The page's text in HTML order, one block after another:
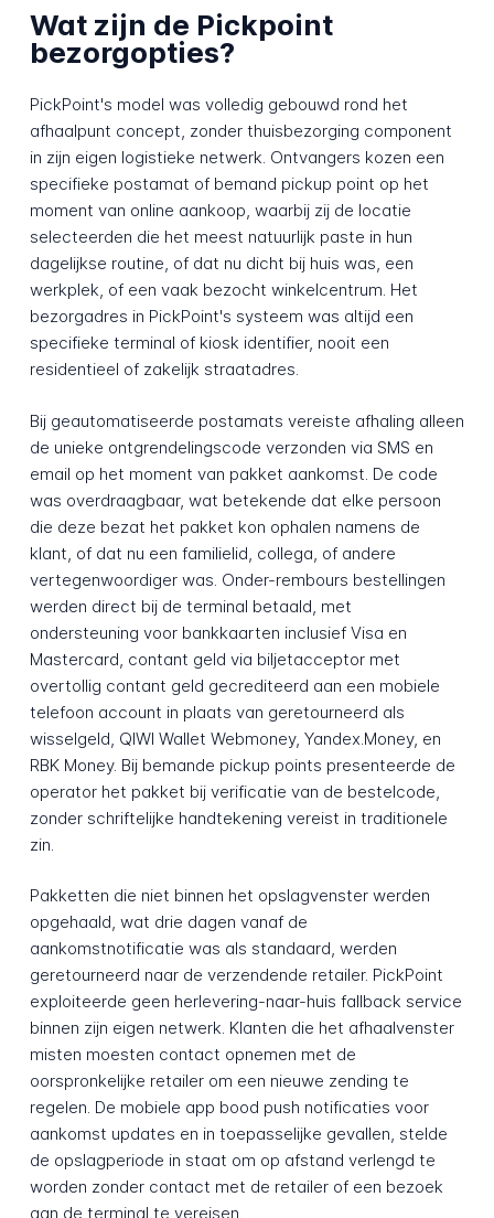
Wat zijn de Pickpoint
bezorgopties?
PickPoint's model was volledig gebouwd rond het
afhaalpunt concept, zonder thuisbezorging component
in zijn eigen logistieke netwerk. Ontvangers kozen een
specifieke postamat of bemand pickup point op het
moment van online aankoop, waarbij zij de locatie
selecteerden die het meest natuurlijk paste in hun
dagelijkse routine, of dat nu dicht bij huis was, een
werkplek, of een vaak bezocht winkelcentrum. Het
bezorgadres in PickPoint's systeem was altijd een
specifieke terminal of kiosk identifier, nooit een
residentieel of zakelijk straatadres.
Bij geautomatiseerde postamats vereiste afhaling alleen
de unieke ontgrendelingscode verzonden via SMS en
email op het moment van pakket aankomst. De code
was overdraagbaar, wat betekende dat elke persoon
die deze bezat het pakket kon ophalen namens de
klant, of dat nu een familielid, collega, of andere
vertegenwoordiger was. Onder-rembours bestellingen
werden direct bij de terminal betaald, met
ondersteuning voor bankkaarten inclusief Visa en
Mastercard, contant geld via biljetacceptor met
overtollig contant geld gecrediteerd aan een mobiele
telefoon account in plaats van geretourneerd als
wisselgeld, QIWI Wallet Webmoney, Yandex.Money, en
RBK Money. Bij bemande pickup points presenteerde de
operator het pakket bij verificatie van de bestelcode,
zonder schriftelijke handtekening vereist in traditionele
zin.
Pakketten die niet binnen het opslagvenster werden
opgehaald, wat drie dagen vanaf de
aankomstnotificatie was als standaard, werden
geretourneerd naar de verzendende retailer. PickPoint
exploiteerde geen herlevering-naar-huis fallback service
binnen zijn eigen netwerk. Klanten die het afhaalvenster
misten moesten contact opnemen met de
oorspronkelijke retailer om een nieuwe zending te
regelen. De mobiele app bood push notificaties voor
aankomst updates en in toepasselijke gevallen, stelde
de opslagperiode in staat om op afstand verlengd te
worden zonder contact met de retailer of een bezoek
aan de terminal te vereisen.